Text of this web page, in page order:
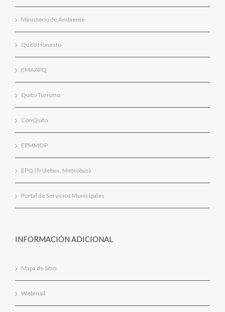
Ministerio de Ambiente
Quito Honesto
EMAAPQ
Quito Turismo
ConQuito
EPMMOP
EPQ (Trolebus, Metrobus)
Portal de Servicios Municipales
INFORMACIÓN ADICIONAL
Mapa de Sitio
Webmail